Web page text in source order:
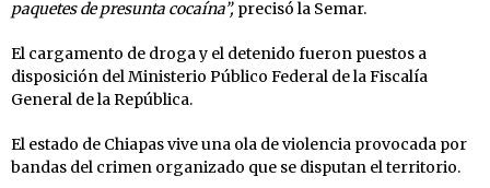
paquetes de presunta cocaína”, precisó la Semar.
El cargamento de droga y el detenido fueron puestos a
disposición del Ministerio Público Federal de la Fiscalía
General de la República.
El estado de Chiapas vive una ola de violencia provocada por
bandas del crimen organizado que se disputan el territorio.